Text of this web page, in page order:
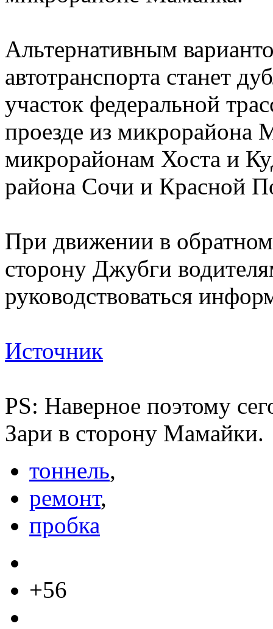
Альтернативным
автотранспорта станет
участок федеральной
проезде из микрорайона
микрорайонам Хоста и
района Сочи и Красной
При движении в
сторону Джубги
руководствоваться
Источник
PS: Наверное поэтому
Зари в сторону Мамайки.
тоннель,
ремонт,
пробка
+56